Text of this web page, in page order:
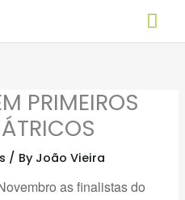
PRIMEIROS
/ By João Vieira
as finalistas do